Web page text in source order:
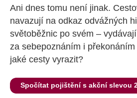
Ani dnes tomu není jinak.
navazují na odkaz odvážných
světoběžnic po svém –
za sebepoznáním i
jaké cesty vyrazit?
Spočítat pojištění s akční slevou